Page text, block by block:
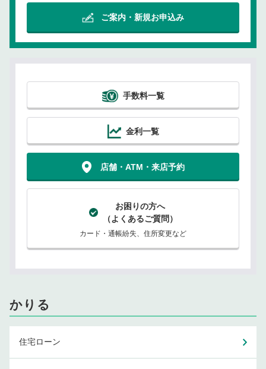
ご案内・新規お申込み
手数料一覧
金利一覧
店舗・ATM・来店予約
お困りの方へ
（よくあるご質問）
カード・通帳紛失、住所変更など
かりる
住宅ローン